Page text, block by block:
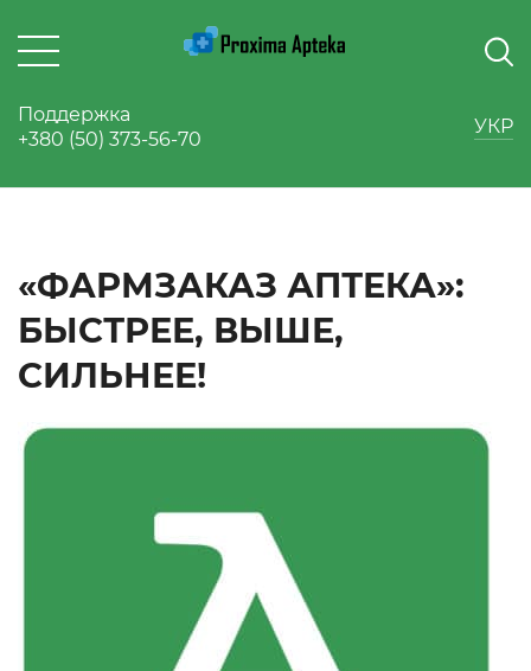
УКР
Поддержка
+380 (50) 373-56-70
«ФАРМЗАКАЗ АПТЕКА»:
БЫСТРЕЕ, ВЫШЕ,
СИЛЬНЕЕ!